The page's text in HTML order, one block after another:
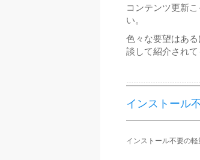
コンテンツ更新
い。
色々な要望はあ
談して紹介されて
インストール
インストール不要の